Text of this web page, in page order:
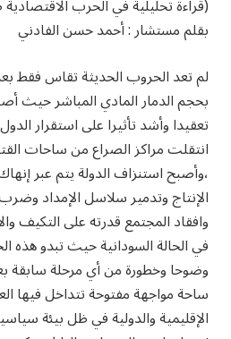
(قراءة تحليلية في الحرب
بقلم مستشار : أحمد حسن الفادني
لم تعد الحروب الحديثة تقاس فقط
بحجم الدمار المادي المباشر حيث
تعقيدا وأشد تأثيرا على استقرار
انتقلت مراكز الصراع من ساحات
،وأصبح استنزاف الدولة يتم عبر
الإنتاج وتدمير سلاسل الإمداد
وافقاد المجتمع قدرته على التكيف
في الحالة السودانية حيث تبدو هذه
وضوحا وخطورة من أي مرحلة سابقة
ساحة مواجهة مفتوحة تتداخل فيها
الإقليمية والدولية في ظل بيئة